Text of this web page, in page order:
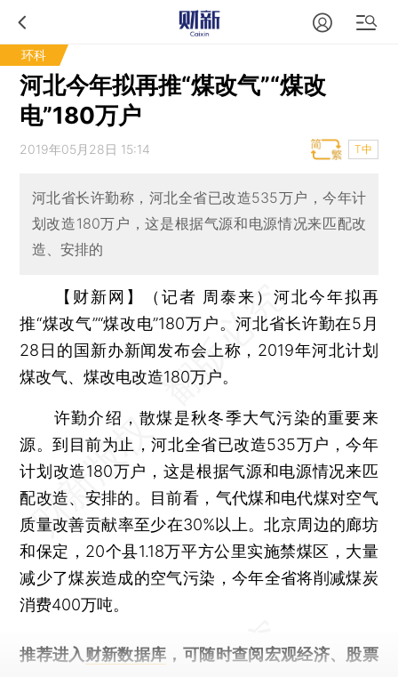
环科
河北今年拟再推“煤改气”“煤改
电”180万户
2019年05月28日 15:14 T中
河北省长许勤称，河北全省已改造535万户，今年计
划改造180万户，这是根据气源和电源情况来匹配改
造、安排的
【财新网】（记者 周泰来）河北今年拟再
推“煤改气”“煤改电”180万户。河北省长许勤在5月
28日的国新办新闻发布会上称，2019年河北计划
煤改气、煤改电改造180万户。
许勤介绍，散煤是秋冬季大气污染的重要来
源。到目前为止，河北全省已改造535万户，今年
计划改造180万户，这是根据气源和电源情况来匹
配改造、安排的。目前看，气代煤和电代煤对空气
质量改善贡献率至少在30%以上。北京周边的廊坊
和保定，20个县1.18万平方公里实施禁煤区，大量
减少了煤炭造成的空气污染，今年全省将削减煤炭
消费400万吨。
推荐进入 财新数据库 ，可随时查阅宏观经济、股票